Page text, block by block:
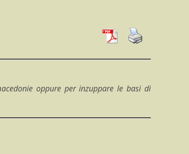
oppure per inzuppare le basi di